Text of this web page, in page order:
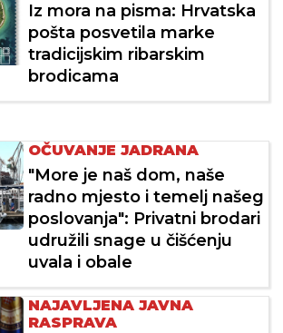
Iz mora na pisma: Hrvatska
pošta posvetila marke
tradicijskim ribarskim
brodicama
OČUVANJE JADRANA
"More je naš dom, naše
radno mjesto i temelj našeg
poslovanja": Privatni brodari
udružili snage u čišćenju
uvala i obale
NAJAVLJENA JAVNA
RASPRAVA